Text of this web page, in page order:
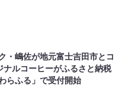
・嶋佐が地元富士吉田市とコ
ナルコーヒーがふるさと納税
らふる」で受付開始